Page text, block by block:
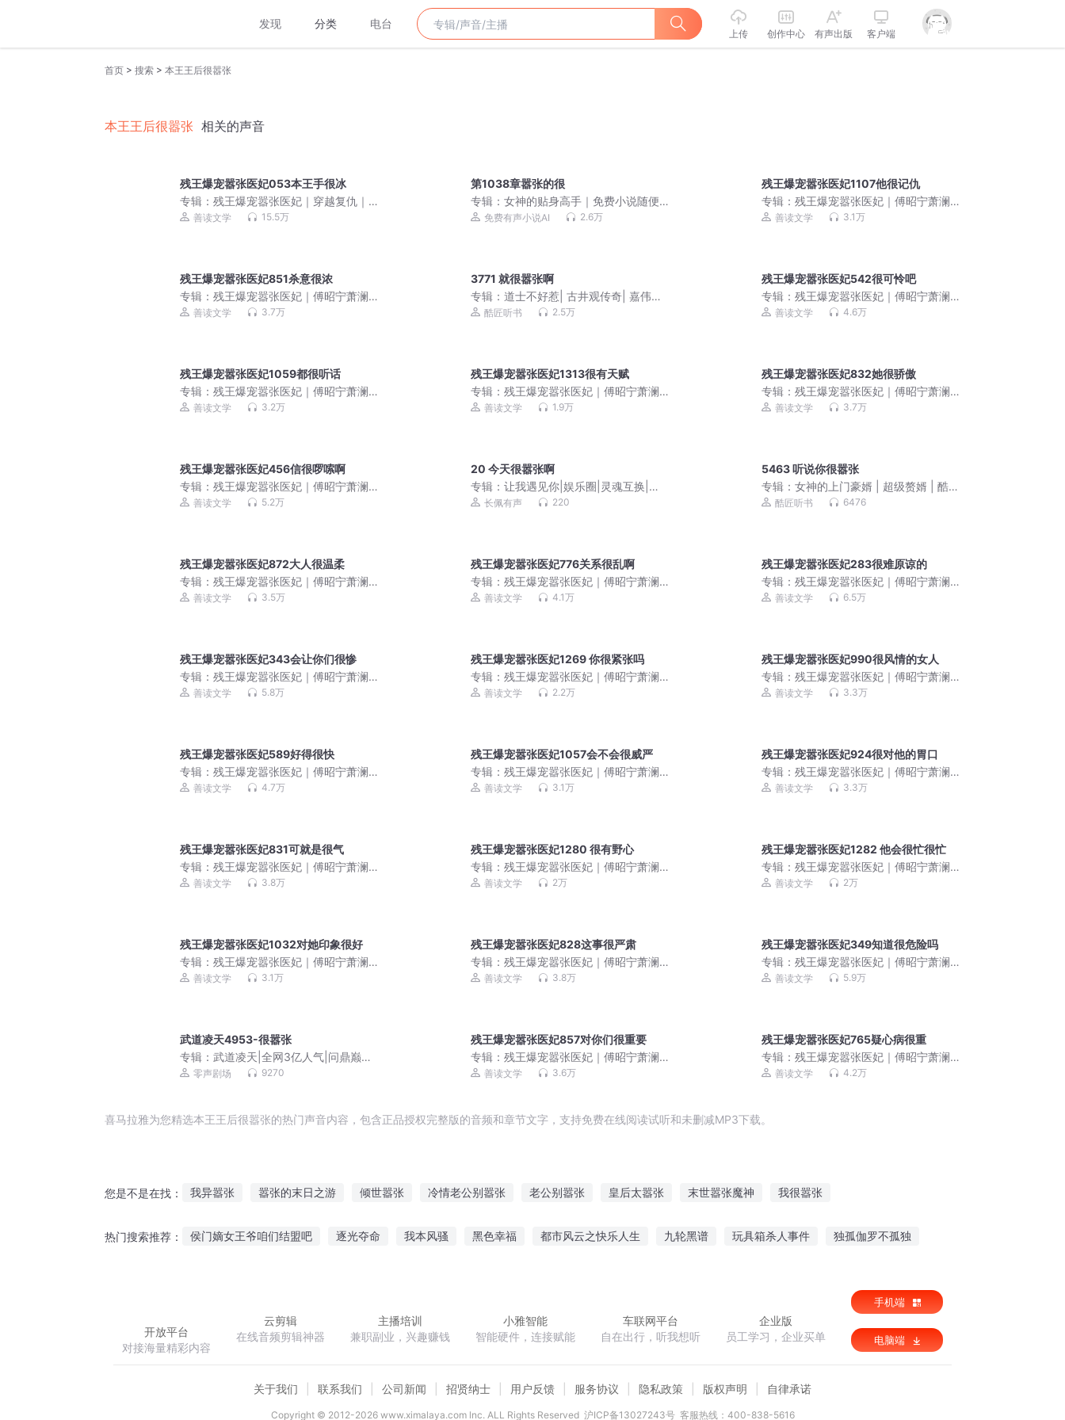
发现 分类 电台
上传 创作中心 有声出版 客户端
首页 > 搜索 > 本王王后很嚣张
本王王后很嚣张 相关的声音
残王爆宠嚣张医妃053本王手很冰
专辑： 残王爆宠嚣张医妃｜穿越复仇｜
双强超甜｜新品限免
善读文学 15.5万
第1038章嚣张的很
专辑：女神的贴身高手｜免费小说随便
听｜美女爽文
免费有声小说AI 2.6万
残王爆宠嚣张医妃1107他很记仇
专辑：残王爆宠嚣张医妃｜傅昭宁萧澜
渊｜先婚后爱｜双强超甜
善读文学 3.1万
残王爆宠嚣张医妃851杀意很浓
专辑： 残王爆宠嚣张医妃｜傅昭宁萧澜
渊｜双强超甜｜先婚后爱
善读文学 3.7万
3771 就很嚣张啊
专辑：道士不好惹| 古井观传奇| 嘉伟演
播| 紫袍道士绝代道人
酷匠听书 2.5万
残王爆宠嚣张医妃542很可怜吧
专辑：残王爆宠嚣张医妃｜傅昭宁萧澜
渊｜双强超甜｜先婚后爱
善读文学 4.6万
残王爆宠嚣张医妃1059都很听话
专辑： 残王爆宠嚣张医妃｜傅昭宁萧澜
渊｜先婚后爱｜双强超甜
善读文学 3.2万
残王爆宠嚣张医妃1313很有天赋
专辑：残王爆宠嚣张医妃｜傅昭宁萧澜
渊｜醉凌苏｜穿越女强
善读文学 1.9万
残王爆宠嚣张医妃832她很骄傲
专辑：残王爆宠嚣张医妃｜傅昭宁萧澜
渊｜双强超甜｜先婚后爱
善读文学 3.7万
残王爆宠嚣张医妃456信很啰嗦啊
专辑： 残王爆宠嚣张医妃｜傅昭宁萧澜
渊｜双强超甜｜先婚后爱
善读文学 5.2万
20 今天很嚣张啊
专辑：让我遇见你|娱乐圈|灵魂互换|逆
袭爽文|双美强惨
长佩有声 220
5463 听说你很嚣张
专辑：女神的上门豪婿 | 超级赘婿 | 酷匠
韦小鸨
酷匠听书 6476
残王爆宠嚣张医妃872大人很温柔
专辑： 残王爆宠嚣张医妃｜傅昭宁萧澜
渊｜双强超甜｜先婚后爱
善读文学 3.5万
残王爆宠嚣张医妃776关系很乱啊
专辑：残王爆宠嚣张医妃｜傅昭宁萧澜
渊｜双强超甜｜先婚后爱
善读文学 4.1万
残王爆宠嚣张医妃283很难原谅的
专辑：残王爆宠嚣张医妃｜傅昭宁萧澜
渊｜双强超甜｜先婚后爱
善读文学 6.5万
残王爆宠嚣张医妃343会让你们很惨
专辑： 残王爆宠嚣张医妃｜傅昭宁萧澜
渊｜双强超甜｜先婚后爱
善读文学 5.8万
残王爆宠嚣张医妃1269 你很紧张吗
专辑：残王爆宠嚣张医妃｜傅昭宁萧澜
渊｜醉凌苏｜穿越女强
善读文学 2.2万
残王爆宠嚣张医妃990很风情的女人
专辑：残王爆宠嚣张医妃｜傅昭宁萧澜
渊｜先婚后爱｜双强超甜
善读文学 3.3万
残王爆宠嚣张医妃589好得很快
专辑： 残王爆宠嚣张医妃｜傅昭宁萧澜
渊｜双强超甜｜先婚后爱
善读文学 4.7万
残王爆宠嚣张医妃1057会不会很威严
专辑：残王爆宠嚣张医妃｜傅昭宁萧澜
渊｜先婚后爱｜双强超甜
善读文学 3.1万
残王爆宠嚣张医妃924很对他的胃口
专辑：残王爆宠嚣张医妃｜傅昭宁萧澜
渊｜先婚后爱｜双强超甜
善读文学 3.3万
残王爆宠嚣张医妃831可就是很气
专辑： 残王爆宠嚣张医妃｜傅昭宁萧澜
渊｜双强超甜｜先婚后爱
善读文学 3.8万
残王爆宠嚣张医妃1280 很有野心
专辑：残王爆宠嚣张医妃｜傅昭宁萧澜
渊｜醉凌苏｜穿越女强
善读文学 2万
残王爆宠嚣张医妃1282 他会很忙很忙
专辑：残王爆宠嚣张医妃｜傅昭宁萧澜
渊｜醉凌苏｜穿越女强
善读文学 2万
残王爆宠嚣张医妃1032对她印象很好
专辑： 残王爆宠嚣张医妃｜傅昭宁萧澜
渊｜先婚后爱｜双强超甜
善读文学 3.1万
残王爆宠嚣张医妃828这事很严肃
专辑：残王爆宠嚣张医妃｜傅昭宁萧澜
渊｜双强超甜｜先婚后爱
善读文学 3.8万
残王爆宠嚣张医妃349知道很危险吗
专辑：残王爆宠嚣张医妃｜傅昭宁萧澜
渊｜双强超甜｜先婚后爱
善读文学 5.9万
武道凌天4953-很嚣张
专辑： 武道凌天|全网3亿人气|问鼎巅峰
原班人马|极道剑尊杀伐果断
零声剧场 9270
残王爆宠嚣张医妃857对你们很重要
专辑：残王爆宠嚣张医妃｜傅昭宁萧澜
渊｜双强超甜｜先婚后爱
善读文学 3.6万
残王爆宠嚣张医妃765疑心病很重
专辑：残王爆宠嚣张医妃｜傅昭宁萧澜
渊｜双强超甜｜先婚后爱
善读文学 4.2万
喜马拉雅为您精选本王王后很嚣张的热门声音内容，包含正品授权完整版的音频和章节文字，支持免费在线阅读试听和未删减MP3下载。
您是不是在找： 我异嚣张 嚣张的末日之游 倾世嚣张 冷情老公别嚣张 老公别嚣张 皇后太嚣张 末世嚣张魔神 我很嚣张
热门搜索推荐： 侯门嫡女王爷咱们结盟吧 逐光夺命 我本风骚 黑色幸福 都市风云之快乐人生 九轮黑谱 玩具箱杀人事件 独孤伽罗不孤独
开放平台
对接海量精彩内容
云剪辑
在线音频剪辑神器
主播培训
兼职副业，兴趣赚钱
小雅智能
智能硬件，连接赋能
车联网平台
自在出行，听我想听
企业版
员工学习，企业买单
手机端
电脑端
关于我们 联系我们 公司新闻 招贤纳士 用户反馈 服务协议 隐私政策 版权声明 自律承诺
Copyright © 2012-2026www.ximalaya.com lnc. ALL Rights Reserved 沪ICP备13027243号 客服热线：400-838-5616